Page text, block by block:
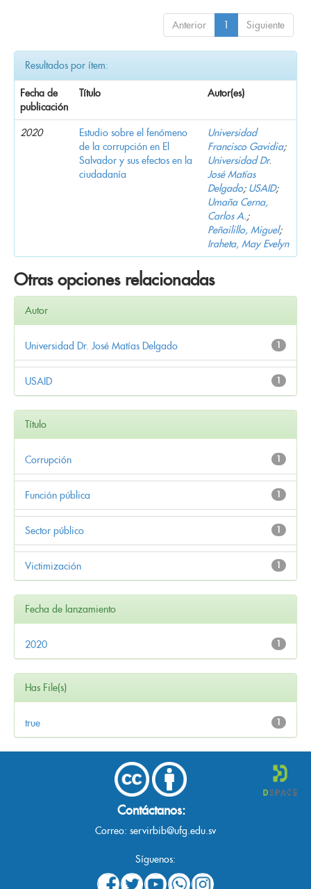
Anterior 1 Siguiente
Resultados por ítem:
Fecha de
publicación
Título Autor(es)
2020
Estudio sobre el fenómeno
de la corrupción en El
Salvador y sus efectos en la
ciudadanía
Universidad
Francisco Gavidia;
Universidad Dr.
José Matías
Delgado; USAID;
Umaña Cerna,
Carlos A.;
Peñailillo, Miguel;
Iraheta, May Evelyn
Otras opciones relacionadas
Autor
1
Universidad Dr. José Matías Delgado
1
USAID
Título
1
Corrupción
1
Función pública
1
Sector público
1
Victimización
Fecha de lanzamiento
1
2020
Has File(s)
1
true
Contáctanos:
Correo: servirbib@ufg.edu.sv
Síguenos: